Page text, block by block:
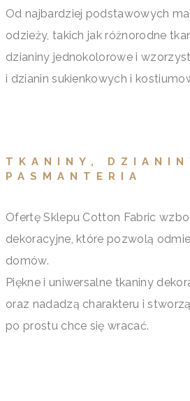
Od najbardziej podstawowych
odzieży, takich jak różnorodne
dzianiny jednokolorowe i
i dzianin sukienkowych i
TKANINY,
PASMANTERIA
Ofertę Sklepu Cotton Fabric
dekoracyjne, które pozwolą
domów.
Piękne i uniwersalne tkaniny
oraz nadadzą charakteru i
po prostu chce się wracać.